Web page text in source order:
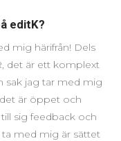
editK?
mig härifrån! Dels
det är ett komplext
sak jag tar med mig
är öppet och
sig feedback och
med mig är sättet